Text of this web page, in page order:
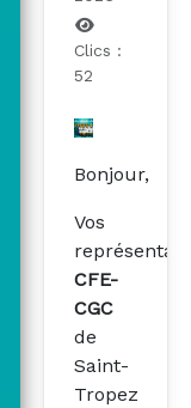
Clics :
52
Bonjour,
Vos
CFE-
CGC
de
Saint-
Tropez